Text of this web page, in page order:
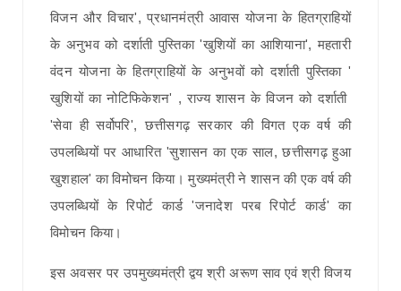
विजन और विचार', प्रधानमंत्री आवास योजना के हितग्राहियों
के अनुभव को दर्शाती पुस्तिका 'खुशियों का आशियाना', महतारी
वंदन योजना के हितग्राहियों के अनुभवों को दर्शाती पुस्तिका '
खुशियों का नोटिफिकेशन' , राज्य शासन के विजन को दर्शाती
'सेवा ही सर्वोपरि', छत्तीसगढ़ सरकार की विगत एक वर्ष की
उपलब्धियों पर आधारित 'सुशासन का एक साल, छत्तीसगढ़ हुआ
खुशहाल' का विमोचन किया। मुख्यमंत्री ने शासन की एक वर्ष की
उपलब्धियों के रिपोर्ट कार्ड 'जनादेश परब रिपोर्ट कार्ड' का
विमोचन किया।
इस अवसर पर उपमुख्यमंत्री द्वय श्री अरूण साव एवं श्री विजय